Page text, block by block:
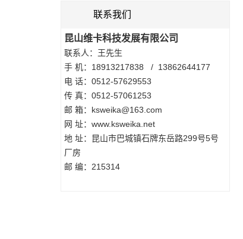
联系我们
昆山维卡科技发展有限公司
联系人：王先生
手 机：18913217838 / 13862644177
电 话：0512-57629553
传 真：0512-57061253
邮 箱：ksweika@163.com
网 址：www.ksweika.net
地 址：昆山市巴城镇石牌东岳路299号5号
厂房
邮 编：215314